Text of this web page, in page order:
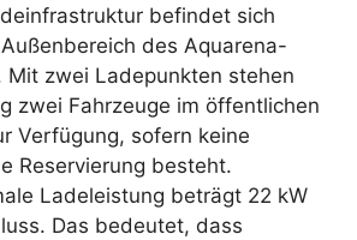
befindet sich
des Aquarena-
Mit zwei Ladepunkten stehen
zwei Fahrzeuge im öffentlichen
Verfügung, sofern keine
Reservierung besteht.
Ladeleistung beträgt 22 kW
Das bedeutet, dass